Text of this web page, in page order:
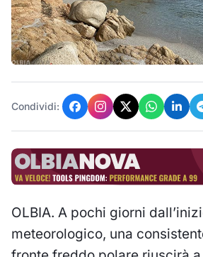
Condividi:
OLBIA. A pochi giorni
meteorologico, una